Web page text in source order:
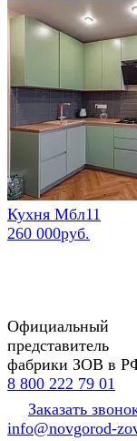
Кухня Мбл11
260 000руб.
Официальный
представитель
фабрики ЗОВ в
8 800 222 79 01
Заказать
info@novgorod-